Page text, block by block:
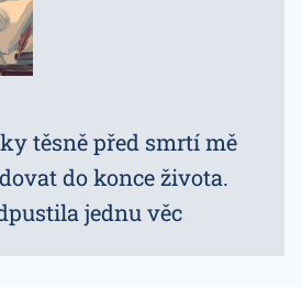
těsně před smrtí mě
do konce života.
jednu věc